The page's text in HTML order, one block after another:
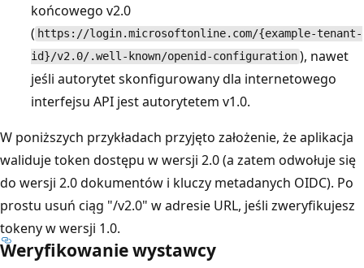
końcowego v2.0
( https://login.microsoftonline.com/{example-tenant-
id}/v2.0/.well-known/openid-configuration), nawet
jeśli autorytet skonfigurowany dla internetowego
interfejsu API jest autorytetem v1.0.
W poniższych przykładach przyjęto założenie, że aplikacja
waliduje token dostępu w wersji 2.0 (a zatem odwołuje się
do wersji 2.0 dokumentów i kluczy metadanych OIDC). Po
prostu usuń ciąg "/v2.0" w adresie URL, jeśli zweryfikujesz
tokeny w wersji 1.0.
Weryfikowanie wystawcy